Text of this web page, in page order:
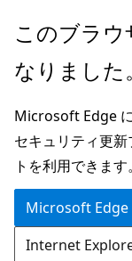
メ
ン
ン
テ
ン
ツ
に
ス
ペ
ジ
ナ
ビ
ゲ
ー
シ
ョ
このブラウ
なりました。
Microsoft Edge
セキュリティ更
トを利用できます。
Microsoft Edge
Internet